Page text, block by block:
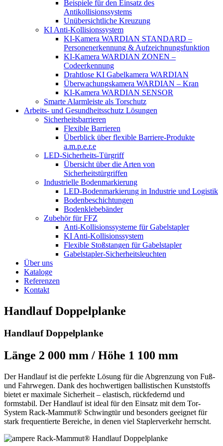
Beispiele für den Einsatz des
Antikollisionssystems
Unübersichtliche Kreuzung
KI Anti-Kollisionssystem
KI-Kamera WARDIAN STANDARD –
Personenerkennung & Aufzeichnungsfunktion
KI-Kamera WARDIAN ZONEN –
Codeerkennung
Drahtlose KI Gabelkamera WARDIAN
Überwachungskamera WARDIAN – Kran
KI-Kamera WARDIAN SENSOR
Smarte Alarmleiste als Torschutz
Arbeits- und Gesundheitsschutz Lösungen
Sicherheitsbarrieren
Flexible Barrieren
Überblick über flexible Barriere-Produkte
a.m.p.e.r.e
LED-Sicherheits-Türgriff
Übersicht über die Arten von
Sicherheitstürgriffen
Industrielle Bodenmarkierung
LED-Bodenmarkierung in Industrie und Logistik
Bodenbeschichtungen
Bodenklebebänder
Zubehör für FFZ
Anti-Kollisionssysteme für Gabelstapler
KI Anti-Kollisionssystem
Flexible Stoßstangen für Gabelstapler
Gabelstapler-Sicherheitsleuchten
Über uns
Kataloge
Referenzen
Kontakt
Handlauf Doppelplanke
Handlauf Doppelplanke
Länge 2 000 mm / Höhe 1 100 mm
Der Handlauf ist die perfekte Lösung für die Abgrenzung von Fuß-
und Fahrwegen. Dank des hochwertigen ballistischen Kunststoffs
bietet er maximale Sicherheit – elastisch, rückfedernd und
formstabil. Der Handlauf ist ideal für den Einsatz mit dem Tor-
System Rack-Mammut® Schwingtür und besonders geeignet für
stark frequentierte Bereiche, in denen viel Staplerverkehr herrscht.